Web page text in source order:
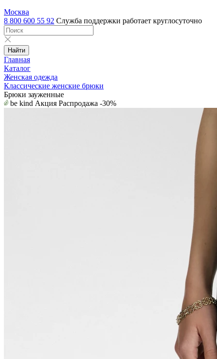
Москва
8 800 600 55 92 Служба поддержки работает круглосуточно
Найти
Главная
Каталог
Женская одежда
Классические женские брюки
Брюки зауженные
be kind Акция Распродажа -30%